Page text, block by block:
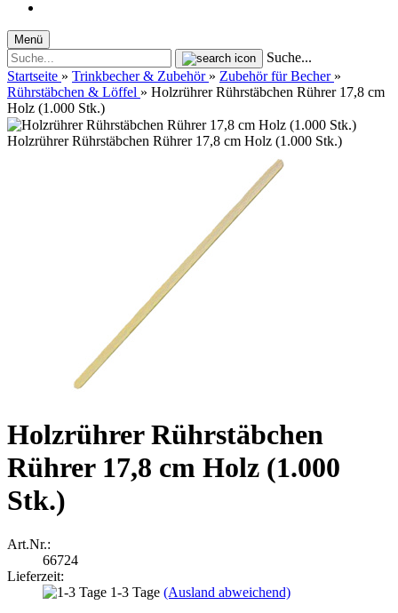
Menü
Suche...
Startseite » Trinkbecher & Zubehör » Zubehör für Becher »
Rührstäbchen & Löffel » Holzrührer Rührstäbchen Rührer 17,8 cm
Holz (1.000 Stk.)
Holzrührer Rührstäbchen Rührer 17,8 cm Holz (1.000 Stk.)
Holzrührer Rührstäbchen
Rührer 17,8 cm Holz (1.000
Stk.)
Art.Nr.:
66724
Lieferzeit:
1-3 Tage (Ausland abweichend)